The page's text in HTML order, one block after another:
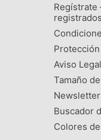
Regístrate
registrados
Aviso Legal
Tamaño
Newsletter
Buscador
Colores